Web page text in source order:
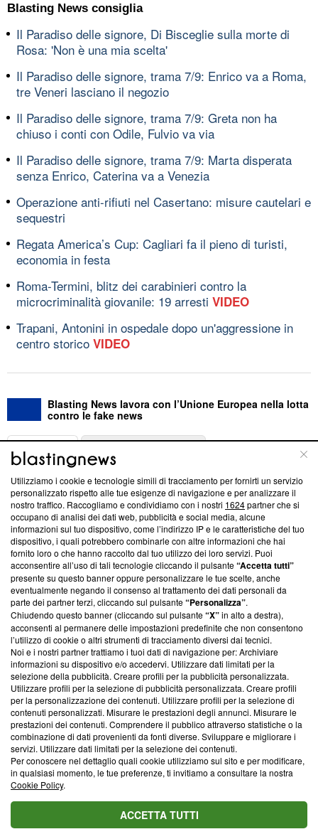
Blasting News consiglia
Il Paradiso delle signore, Di Bisceglie sulla morte di
Rosa: 'Non è una mia scelta'
Il Paradiso delle signore, trama 7/9: Enrico va a Roma,
tre Veneri lasciano il negozio
Il Paradiso delle signore, trama 7/9: Greta non ha
chiuso i conti con Odile, Fulvio va via
Il Paradiso delle signore, trama 7/9: Marta disperata
senza Enrico, Caterina va a Venezia
Operazione anti-rifiuti nel Casertano: misure cautelari e
sequestri
Regata America’s Cup: Cagliari fa il pieno di turisti,
economia in festa
Roma-Termini, blitz dei carabinieri contro la
microcriminalità giovanile: 19 arresti VIDEO
Trapani, Antonini in ospedale dopo un'aggressione in
centro storico VIDEO
Blasting News lavora con l’Unione Europea nella lotta
contro le fake news
ABOUT
Questa sezione offre informazioni trasparenti su Blasting
News, sui nostri processi editoriali e su come ci impegniamo a
creare news di qualità. Inoltre, afferma la nostra aderenza a
‘Trust Project - News with Integrity’Blasting News non è
ancora membro del programma, ma ha richiesto di farne
parte; Trust Project non ha ancora effettuato una verifica di
conformità agli standard.
Su di noi
Team editoriale
Corporate
Redazione
Informativa Privacy
Cookie Policy
Blasting SA, IDI CHE-247.845.224, Via Carlo Frasca, 3 - 6900
Lugano (Svizzera) Tel:+39 0690258937
© 2026 Blasting News
Utilizziamo i cookie e tecnologie simili di tracciamento per fornirti un servizio
personalizzato rispetto alle tue esigenze di navigazione e per analizzare il
nostro traffico. Raccogliamo e condividiamo con i nostri 1624partner che si
occupano di analisi dei dati web, pubblicità e social media, alcune
informazioni sul tuo dispositivo, come l’indirizzo IP e le caratteristiche del tuo
dispositivo, i quali potrebbero combinarle con altre informazioni che hai
fornito loro o che hanno raccolto dal tuo utilizzo dei loro servizi. Puoi
acconsentire all’uso di tali tecnologie cliccando il pulsante“Accetta tutti”
presente su questo banner oppure personalizzare le tue scelte, anche
eventualmente negando il consenso al trattamento dei dati personali da
parte dei partner terzi, cliccando sul pulsante“Personalizza”.
Chiudendo questo banner (cliccando sul pulsante“X”in alto a destra),
acconsenti al permanere delle impostazioni predefinite che non consentono
l’utilizzo di cookie o altri strumenti di tracciamento diversi dai tecnici.
Noi e i nostri partner trattiamo i tuoi dati di navigazione per: Archiviare
informazioni su dispositivo e/o accedervi. Utilizzare dati limitati per la
selezione della pubblicità. Creare profili per la pubblicità personalizzata.
Utilizzare profili per la selezione di pubblicità personalizzata. Creare profili
per la personalizzazione dei contenuti. Utilizzare profili per la selezione di
contenuti personalizzati. Misurare le prestazioni degli annunci. Misurare le
prestazioni dei contenuti. Comprendere il pubblico attraverso statistiche o la
combinazione di dati provenienti da fonti diverse. Sviluppare e migliorare i
servizi. Utilizzare dati limitati per la selezione dei contenuti.
Per conoscere nel dettaglio quali cookie utilizziamo sul sito e per modificare,
in qualsiasi momento, le tue preferenze, ti invitiamo a consultare la nostra
Cookie Policy.
ACCETTA TUTTI